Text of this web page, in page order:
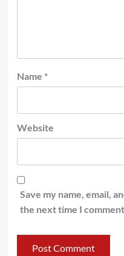
Name *
Website
Save my name, email,
the next time I comment.